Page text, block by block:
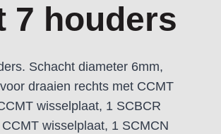
7 houders
Schacht diameter 6mm,
draaien rechts met CCMT
wisselplaat, 1 SCBCR
wisselplaat, 1 SCMCN